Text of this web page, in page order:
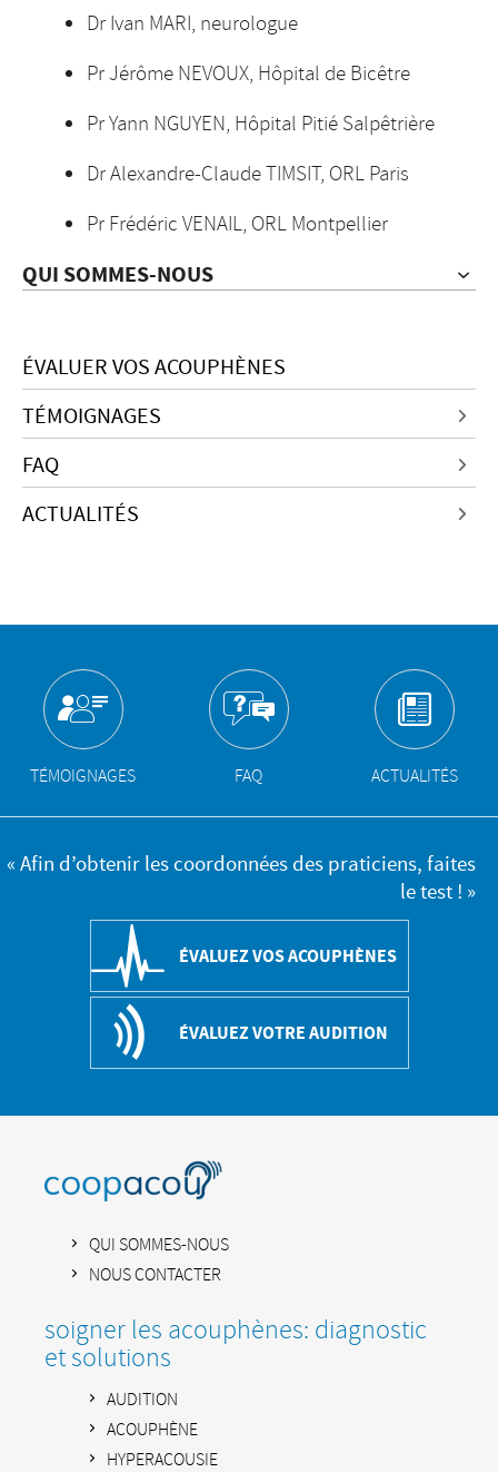
QUI SOMMES-NOUS
ÉVALUER VOS ACOUPHÈNES
TÉMOIGNAGES
FAQ
ACTUALITÉS
Dr Ivan MARI, neurologue
Pr Jérôme NEVOUX, Hôpital de Bicêtre
Pr Yann NGUYEN, Hôpital Pitié Salpêtrière
Dr Alexandre-Claude TIMSIT, ORL Paris
Pr Frédéric VENAIL, ORL Montpellier
TÉMOIGNAGES FAQ ACTUALITÉS
« Afin d’obtenir les coordonnées des praticiens, faites
le test ! »
ÉVALUEZ VOS ACOUPHÈNES
ÉVALUEZ VOTRE AUDITION
QUI SOMMES-NOUS
NOUS CONTACTER
soigner les acouphènes: diagnostic
et solutions
AUDITION
ACOUPHÈNE
HYPERACOUSIE